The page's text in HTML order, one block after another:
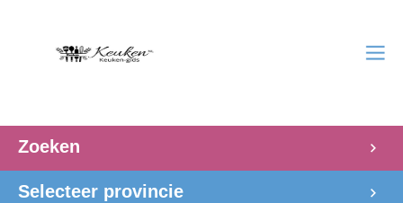
Zoeken
Selecteer provincie